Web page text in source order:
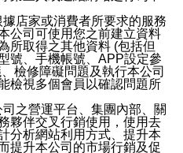
店家或消費者所要求的服務
公司可使用您之前建立資料
所取得之其他資料 (包括但
號、手機帳號、APP設定參
檢修障礙問題及執行本公司
檢視多個會員以確認問題所
之營運平台、集團內部、關
夥伴交叉行銷使用，使用去
分析網站利用方式、提升本
提升本公司的市場行銷及促